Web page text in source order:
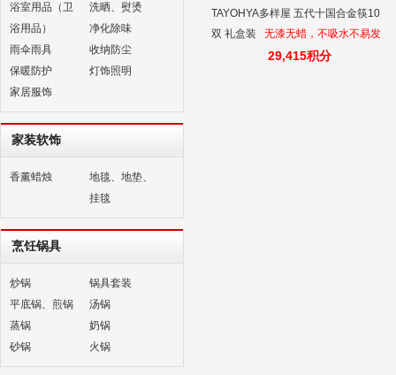
浴室用品（卫
浴用品）
洗晒、熨烫
净化除味
雨伞雨具
收纳防尘
保暖防护
灯饰照明
家居服饰
家装软饰
香薰蜡烛
地毯、地垫、
挂毯
烹饪锅具
炒锅
锅具套装
平底锅、煎锅
汤锅
蒸锅
奶锅
砂锅
火锅
TAYOHYA多样屋 五代十国合金筷10
双 礼盒装
无漆无蜡，不吸水不易发
霉；防滑筷头不打滑；耐高温180℃不
29,415积分